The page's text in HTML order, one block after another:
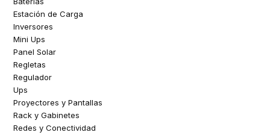
Estación de Carga
Inversores
Mini Ups
Panel Solar
Regletas
Regulador
Ups
Proyectores y Pantallas
Rack y Gabinetes
Redes y Conectividad